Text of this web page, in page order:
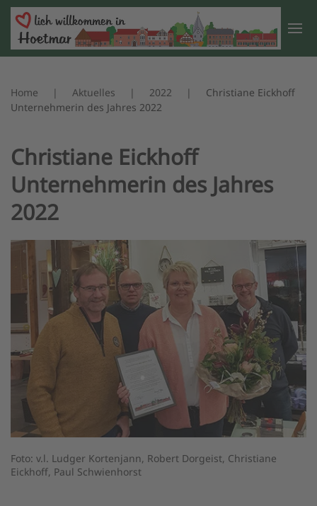
Zum Hauptinhalt springen
Home Aktuelles 2022
Christiane Eickhoff
Unternehmerin des Jahres 2022
Christiane Eickhoff
Unternehmerin des Jahres
2022
Foto: v.l. Ludger Kortenjann, Robert Dorgeist, Christiane
Eickhoff, Paul Schwienhorst